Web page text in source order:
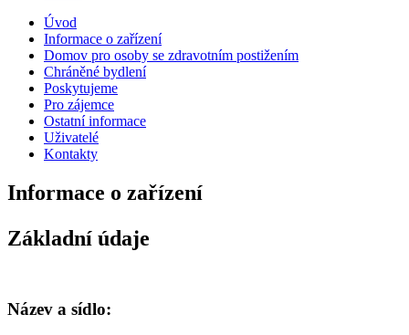
Úvod
Informace o zařízení
Domov pro osoby se zdravotním postižením
Chráněné bydlení
Poskytujeme
Pro zájemce
Ostatní informace
Uživatelé
Kontakty
Informace o zařízení
Základní údaje
Název a sídlo: